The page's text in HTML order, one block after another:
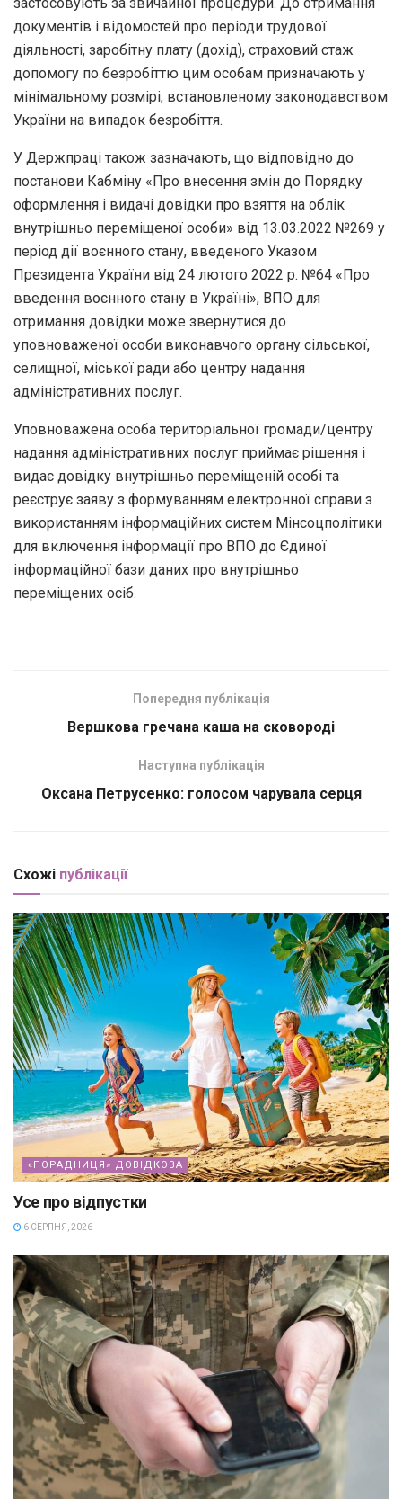
застосовують за звичайної процедури. До отримання
документів і відомостей про періоди трудової
діяльності, заробітну плату (дохід), страховий стаж
допомогу по безробіттю цим особам призначають у
мінімальному розмірі, встановленому законодавством
України на випадок безробіття.
У Держпраці також зазначають, що відповідно до
постанови Кабміну «Про внесення змін до Порядку
оформлення і видачі довідки про взяття на облік
внутрішньо переміщеної особи» від 13.03.2022 №269 у
період дії воєнного стану, введеного Указом
Президента України від 24 лютого 2022 р. №64 «Про
введення воєнного стану в Україні», ВПО для
отримання довідки може звернутися до
уповноваженої особи виконавчого органу сільської,
селищної, міської ради або центру надання
адміністративних послуг.
Уповноважена особа територіальної громади/центру
надання адміністративних послуг приймає рішення і
видає довідку внутрішньо переміщеній особі та
реєструє заяву з формуванням електронної справи з
використанням інформаційних систем Мінсоцполітики
для включення інформації про ВПО до Єдиної
інформаційної бази даних про внутрішньо
переміщених осіб.
Попередня публікація
Вершкова гречана каша на сковороді
Наступна публікація
Оксана Петрусенко: голосом чарувала серця
Схожі публікації
«ПОРАДНИЦЯ» ДОВІДКОВА
Усе про відпустки
6 СЕРПНЯ, 2026